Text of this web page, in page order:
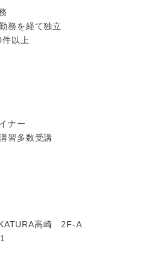
務を経て独立
以上
ナー
習多数受講
高崎 2F-A